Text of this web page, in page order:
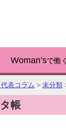
Woman’sで働く
表コラム > 未分類
帳